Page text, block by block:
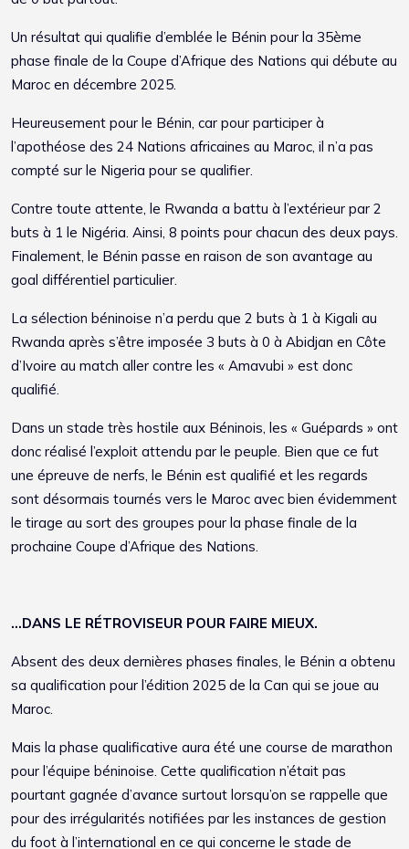
Un résultat qui qualifie d’emblée le Bénin pour la 35ème
phase finale de la Coupe d’Afrique des Nations qui débute au
Maroc en décembre 2025.
Heureusement pour le Bénin, car pour participer à
l’apothéose des 24 Nations africaines au Maroc, il n’a pas
compté sur le Nigeria pour se qualifier.
Contre toute attente, le Rwanda a battu à l’extérieur par 2
buts à 1 le Nigéria. Ainsi, 8 points pour chacun des deux pays.
Finalement, le Bénin passe en raison de son avantage au
goal différentiel particulier.
La sélection béninoise n’a perdu que 2 buts à 1 à Kigali au
Rwanda après s’être imposée 3 buts à 0 à Abidjan en Côte
d’Ivoire au match aller contre les « Amavubi » est donc
qualifié.
Dans un stade très hostile aux Béninois, les « Guépards » ont
donc réalisé l’exploit attendu par le peuple. Bien que ce fut
une épreuve de nerfs, le Bénin est qualifié et les regards
sont désormais tournés vers le Maroc avec bien évidemment
le tirage au sort des groupes pour la phase finale de la
prochaine Coupe d’Afrique des Nations.
…DANS LE RÉTROVISEUR POUR FAIRE MIEUX.
Absent des deux dernières phases finales, le Bénin a obtenu
sa qualification pour l’édition 2025 de la Can qui se joue au
Maroc.
Mais la phase qualificative aura été une course de marathon
pour l’équipe béninoise. Cette qualification n’était pas
pourtant gagnée d’avance surtout lorsqu’on se rappelle que
pour des irrégularités notifiées par les instances de gestion
du foot à l’international en ce qui concerne le stade de